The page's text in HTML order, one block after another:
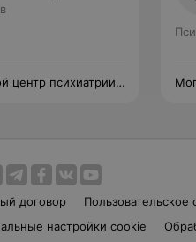
центр психиатрии
договор Пользовательское
настройки cookie